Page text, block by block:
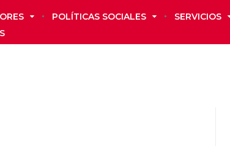
POLÍTICAS SOCIALES SERVICIOS